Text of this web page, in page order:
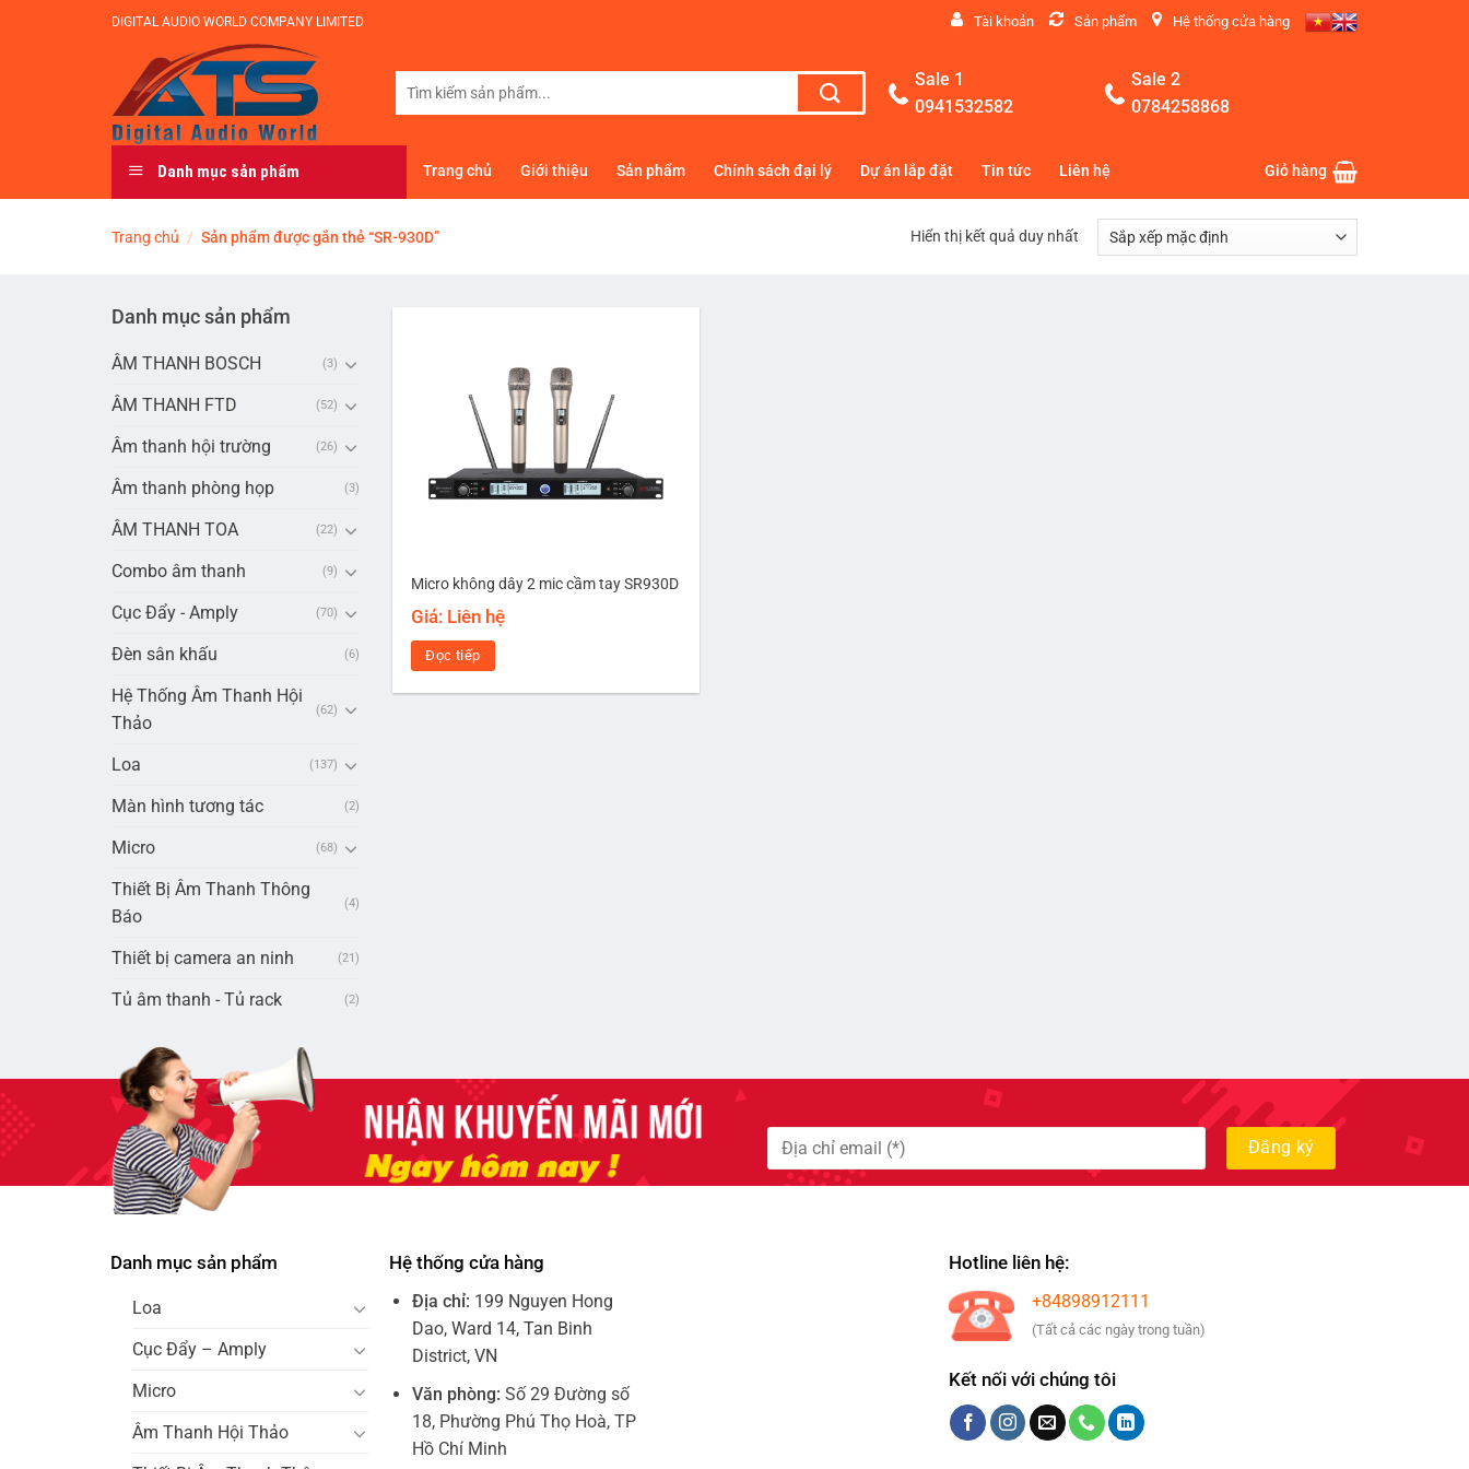
DIGITAL AUDIO WORLD COMPANY LIMITED Tài khoản Sản phẩm Hệ thống cửa hàng
Tìm
Sale 1
0941532582
Sale 2
0784258868
Danh mục sản phẩm Trang chủ Giới thiệu Sản phẩm Chính sách đại lý Dự án lắp đặt Tin tức Liên hệ Giỏ hàng
Trang chủ / Sản phẩm được gắn thẻ “SR-930D” Hiển thị kết quả duy nhất
Danh mục sản phẩm
ÂM THANH BOSCH (3)
ÂM THANH FTD (52)
Âm thanh hội trường (26)
Âm thanh phòng họp (3)
ÂM THANH TOA (22)
Combo âm thanh (9)
Cục Đẩy - Amply (70)
Đèn sân khấu (6)
Hệ Thống Âm Thanh Hội
Thảo
(62)
Loa (137)
Màn hình tương tác (2)
Micro (68)
Thiết Bị Âm Thanh Thông
Báo
(4)
Thiết bị camera an ninh (21)
Tủ âm thanh - Tủ rack (2)
Micro không dây 2 mic cầm tay SR930D
Giá: Liên hệ
Đọc tiếp
Danh mục sản phẩm
Loa
Cục Đẩy – Amply
Micro
Âm Thanh Hội Thảo
Hệ thống cửa hàng
Địa chỉ: 199 Nguyen Hong
Dao, Ward 14, Tan Binh
District, VN
Văn phòng: Số 29 Đường số
18, Phường Phú Thọ Hoà, TP
Hồ Chí Minh
Hotline liên hệ:
+84898912111
(Tất cả các ngày trong tuần)
Kết nối với chúng tôi